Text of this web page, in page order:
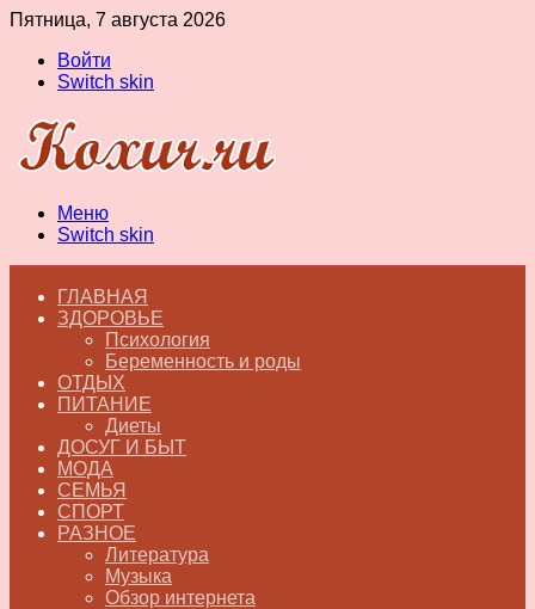
Пятница, 7 августа 2026
Войти
Switch skin
Меню
Switch skin
ГЛАВНАЯ
ЗДОРОВЬЕ
Психология
Беременность и роды
ОТДЫХ
ПИТАНИЕ
Диеты
ДОСУГ И БЫТ
МОДА
СЕМЬЯ
СПОРТ
РАЗНОЕ
Литература
Музыка
Обзор интернета